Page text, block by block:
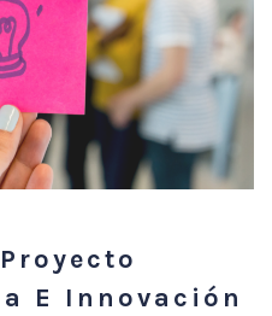
E Innovación